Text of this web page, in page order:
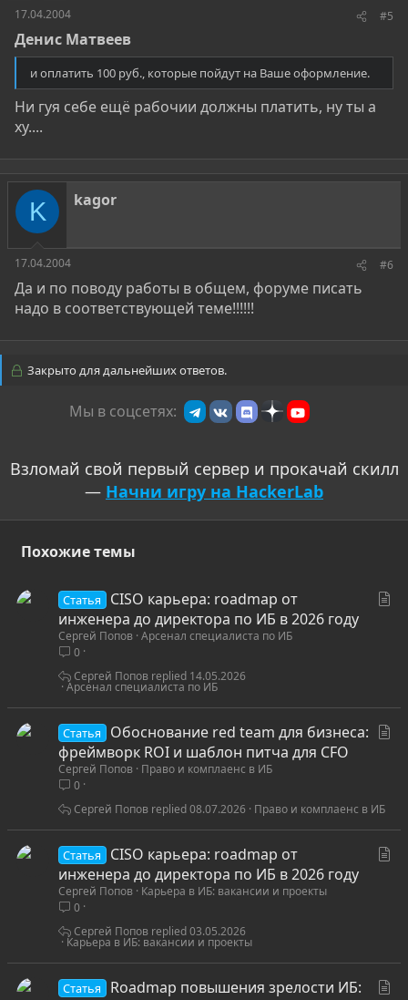
17.04.2004 #5
Денис Матвеев
и оплатить 100 руб., которые пойдут на Ваше оформление.
Ни гуя себе ещё рабочии должны платить, ну ты а
ху....
K kagor
17.04.2004 #6
Да и по поводу работы в общем, форуме писать
надо в соответствующей теме!!!!!!
Закрыто для дальнейших ответов.
Мы в соцсетях:
Взломай свой первый сервер и прокачай скилл
— Начни игру на HackerLab
Похожие темы
Статья
CISO карьера: roadmap от
инженера до директора по ИБ в 2026 году
Сергей Попов Арсенал специалиста по ИБ
0
Арсенал специалиста по ИБ
14.05.2026
Сергей Попов
я
Статья
Обоснование red team для бизнеса:
фреймворк ROI и шаблон питча для CFO
Сергей Попов Право и комплаенс в ИБ
0
Право и комплаенс в ИБ
08.07.2026
Сергей Попов
Статья
CISO карьера: roadmap от
инженера до директора по ИБ в 2026 году
Сергей Попов Карьера в ИБ: вакансии и проекты
0
Карьера в ИБ: вакансии и проекты
03.05.2026
Сергей Попов
Статья
Roadmap повышения зрелости ИБ: